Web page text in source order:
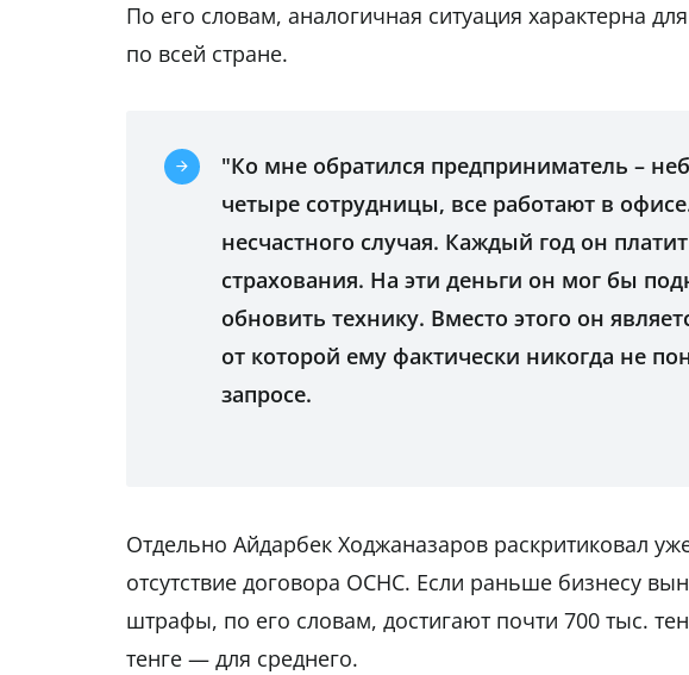
По его словам, аналогичная ситуация характерна
по всей стране.
"Ко мне обратился предприниматель –
четыре сотрудницы, все работают в
несчастного случая. Каждый год он
страхования. На эти деньги он мог бы
обновить технику. Вместо этого он
от которой ему фактически никогда не
запросе.
Отдельно Айдарбек Ходжаназаров раскритиковал
отсутствие договора ОСНС. Если раньше бизнесу
штрафы, по его словам, достигают почти 700 тыс.
тенге — для среднего.